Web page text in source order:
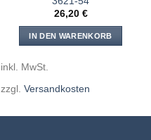
26,20 €
IN DEN WARENKORB
inkl. MwSt.
zzgl. Versandkosten